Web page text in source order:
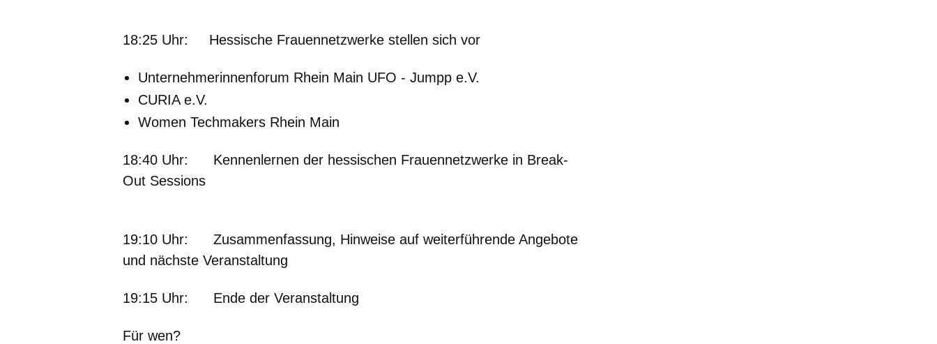
18:25 Uhr: Hessische Frauennetzwerke stellen sich vor
Unternehmerinnenforum Rhein Main UFO - Jumpp e.V.
CURIA e.V.
Women Techmakers Rhein Main
18:40 Uhr: Kennenlernen der hessischen Frauennetzwerke in Break-
Out Sessions
19:10 Uhr: Zusammenfassung, Hinweise auf weiterführende Angebote
und nächste Veranstaltung
19:15 Uhr: Ende der Veranstaltung
Für wen?